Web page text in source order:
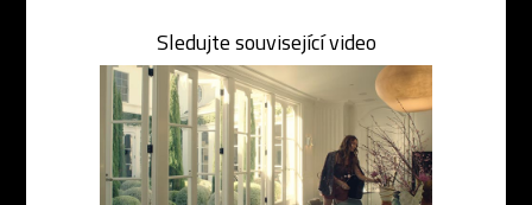
Sledujte související video